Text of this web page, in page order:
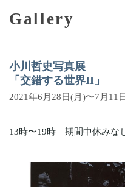
Gallery
小川哲史写真展
「交錯する世界II」
2021年6月28日(月)〜7月11
13時〜19時 期間中休みな